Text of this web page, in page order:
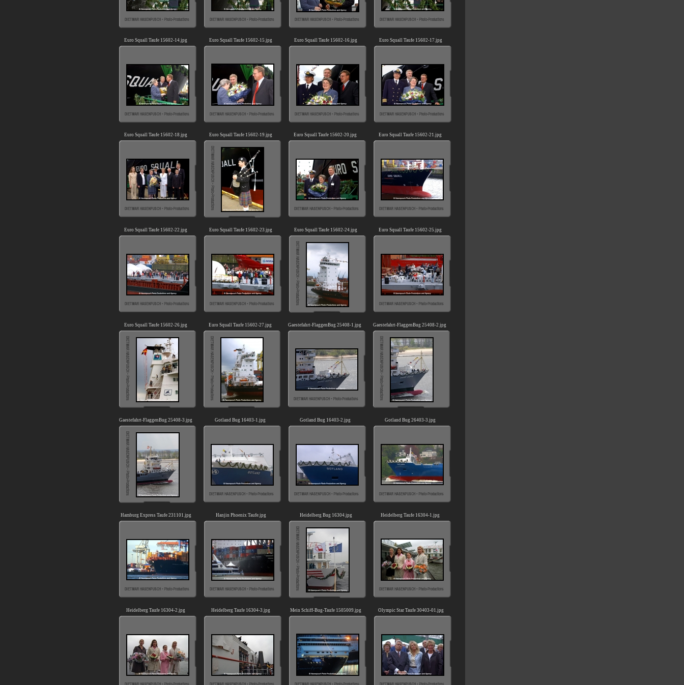
Euro Squall Taufe 15602-14.jpg Euro Squall Taufe 15602-15.jpg Euro Squall Taufe 15602-16.jpg Euro Squall Taufe 15602-17.jpg
Euro Squall Taufe 15602-18.jpg Euro Squall Taufe 15602-19.jpg Euro Squall Taufe 15602-20.jpg Euro Squall Taufe 15602-21.jpg
Euro Squall Taufe 15602-22.jpg Euro Squall Taufe 15602-23.jpg Euro Squall Taufe 15602-24.jpg Euro Squall Taufe 15602-25.jpg
Euro Squall Taufe 15602-26.jpg Euro Squall Taufe 15602-27.jpg Gaestefahrt-FlaggenBug 25408-1.jpg Gaestefahrt-FlaggenBug 25408-2.jpg
Gaestefahrt-FlaggenBug 25408-3.jpg Gotland Bug 16403-1.jpg Gotland Bug 16403-2.jpg Gotland Bug 26403-3.jpg
Hamburg Express Taufe 231101.jpg Hanjin Phoenix Taufe.jpg Heidelberg Bug 16304.jpg Heidelberg Taufe 16304-1.jpg
Heidelberg Taufe 16304-2.jpg Heidelberg Taufe 16304-3.jpg Mein Schiff-Bug-Taufe 1505009.jpg Olympic Star Taufe 30403-01.jpg